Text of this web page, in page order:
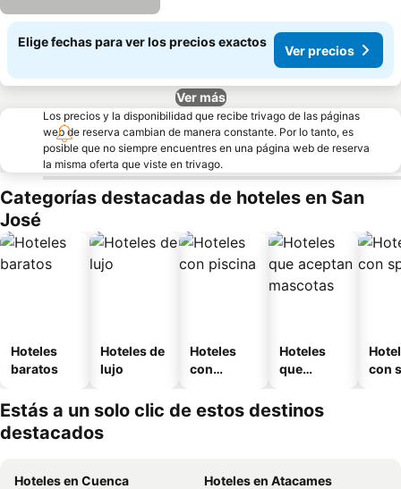
Elige fechas para ver los precios exactos
Ver precios
Ver más
Los precios y la disponibilidad que recibe trivago de las páginas
web de reserva cambian de manera constante. Por lo tanto, es
posible que no siempre encuentres en una página web de reserva
la misma oferta que viste en trivago.
Categorías destacadas de hoteles en San
José
Hoteles
baratos
Hoteles de
lujo
Hoteles
con
Hoteles
que
mascotas
con
Estás a un solo clic de estos destinos
destacados
Hoteles en Cuenca
Hoteles en Atacames